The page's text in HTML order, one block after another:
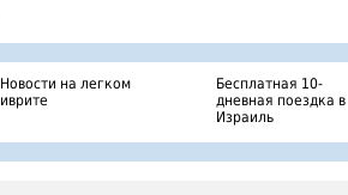
Новости на легком
иврите
Бесплатная 10-
дневная поездка в
Израиль